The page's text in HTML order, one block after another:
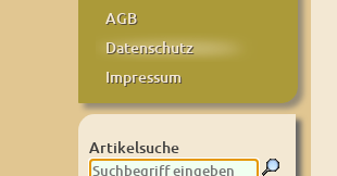
AGB
Datenschutz
Impressum
Artikelsuche